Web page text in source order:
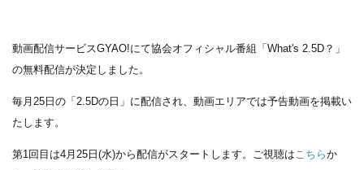
動画配信サービスGYAO!にて協会オフィシャル番組「What's 2.5D？」
の無料配信が決定しました。
毎月25日の「2.5Dの日」に配信され、動画エリアでは予告動画を掲載い
たします。
第1回目は4月25日(水)から配信がスタートします。ご視聴はこちらか